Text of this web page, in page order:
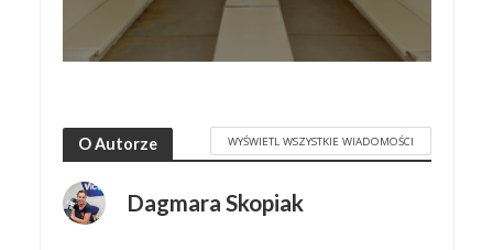
O Autorze WYŚWIETL WSZYSTKIE WIADOMOŚCI
Dagmara Skopiak